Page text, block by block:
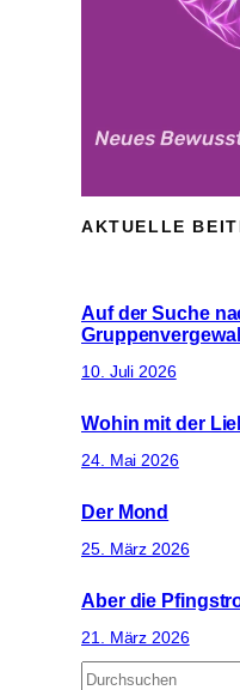
AKTUELLE
Auf der Suche
10. Juli 2026
Wohin mit der
24. Mai 2026
Der Mond
25. März 2026
Aber die
21. März 2026
S